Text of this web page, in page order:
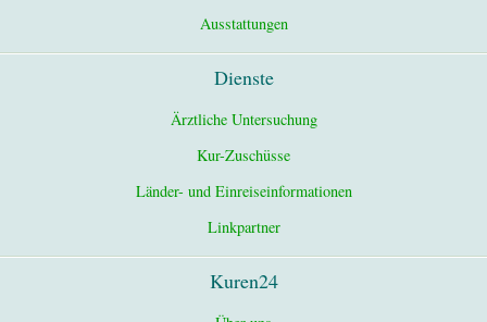
Ausstattungen
Dienste
Ärztliche Untersuchung
Kur-Zuschüsse
Länder- und Einreiseinformationen
Linkpartner
Kuren24